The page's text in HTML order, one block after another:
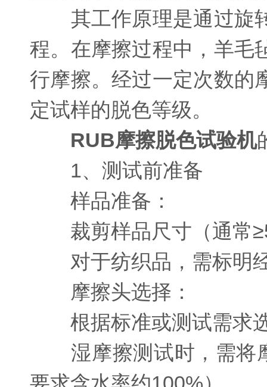
其工作原理是通过旋转
程。在摩擦过程中，羊毛
行摩擦。经过一定次数的
定试样的脱色等级。
RUB摩擦脱色试验机
1、测试前准备
样品准备：
裁剪样品尺寸（通常
对于纺织品，需标明经
摩擦头选择：
根据标准或测试需求选
湿摩擦测试时，需将摩